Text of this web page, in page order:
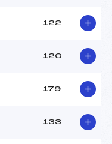
122
120
179
133